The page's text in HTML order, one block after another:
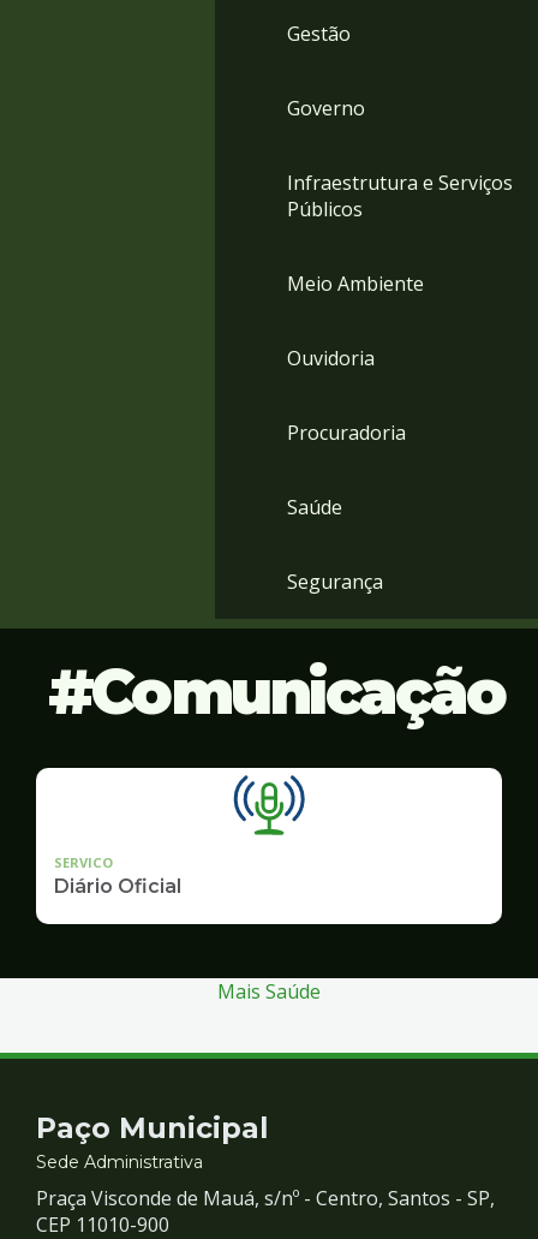
Gestão
Governo
Infraestrutura e Serviços
Públicos
Meio Ambiente
Ouvidoria
Procuradoria
Saúde
Segurança
Comunicação
SERVICO
Diário Oficial
Mais Saúde
Contato
e
Paço Municipal
Sede Administrativa
Praça Visconde de Mauá, s/nº - Centro, Santos - SP,
CEP 11010-900